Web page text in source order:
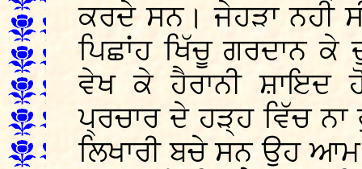
ਕਰਦੇ ਸਨ। ਜੇਹੜਾ ਨਹੀ
ਪਿਛਾਂਹ ਖਿੱਚੂ ਗਰਦਾਨ ਕੇ
ਵੇਖ ਕੇ ਹੈਰਾਨੀ ਸ਼ਾਇਦ
ਪ੍ਰਚਾਰ ਦੇ ਹੜ੍ਹ ਵਿੱਚ
ਲਿਖਾਰੀ ਬਚੇ ਸਨ ਉਹ